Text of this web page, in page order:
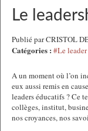
Le
Publié par CRISTOL
Catégories : #Le leader
A un moment où l’on
eux aussi remis en
leaders éducatifs ? Ce
collèges, institut,
nos croyances, nos